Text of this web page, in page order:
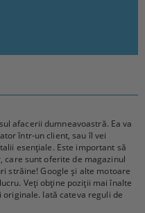
afacerii dumneavoastră. Ea va
într-un client, sau îl vei
esențiale. Este important să
sunt oferite de magazinul
străine! Google și alte motoare
Veți obține poziții mai înalte
Iată cateva reguli de